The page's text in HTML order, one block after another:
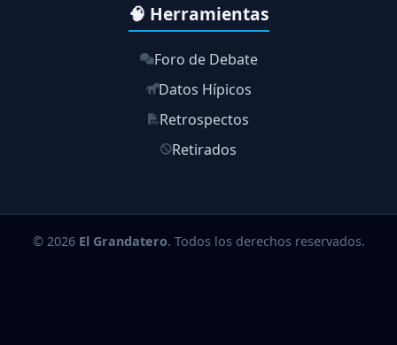
🧠 Herramientas
Foro de Debate
Datos Hípicos
Retrospectos
Retirados
© 2026 El Grandatero. Todos los derechos reservados.